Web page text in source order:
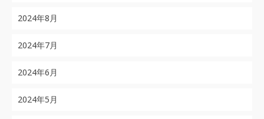
2024年8月
2024年7月
2024年6月
2024年5月